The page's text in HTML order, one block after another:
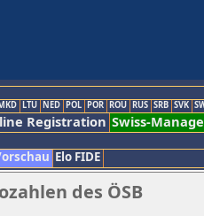
LTU NED POL POR ROU RUS SRB SVK
Registration Swiss-
Elo FIDE
des ÖSB